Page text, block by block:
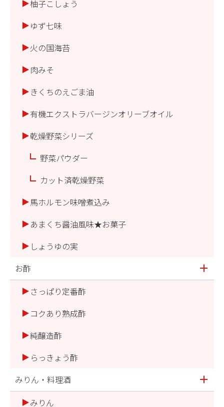
柚子こしょう
ゆず七味
火の国海苔
肉みそ
きくちのえごま油
有機エクストラバージンオリーブオイル
乾燥野菜シリーズ
野菜パウダー
カット済乾燥野菜
馬ホルモン味噌煮込み
あまくち醤油風味★お菓子
しょうゆの実
お酢
さっぱり定番酢
コクあり熟成酢
純醸造酢
らっきょう酢
みりん・料理酒
みりん